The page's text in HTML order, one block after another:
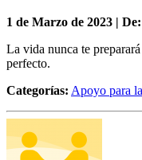
1 de Marzo de 2023 | De:
La vida nunca te
perfecto.
Categorías: Apoyo para